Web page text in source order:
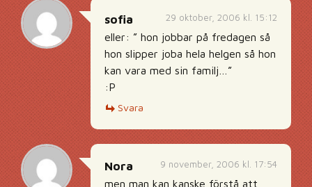
29 oktober, 2006 kl. 15:12
sofia
eller: ” hon jobbar på fredagen så
hon slipper joba hela helgen så hon
kan vara med sin familj…”
:P
Svara
9 november, 2006 kl. 17:54
Nora
men man kan kanske förstå att